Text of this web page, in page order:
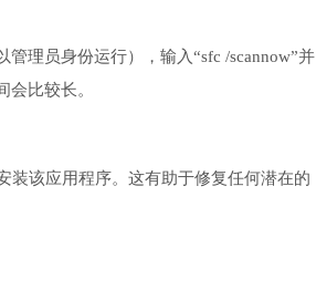
理员身份运行），输入“sfc /scannow”并
比较长。
装该应用程序。这有助于修复任何潜在的